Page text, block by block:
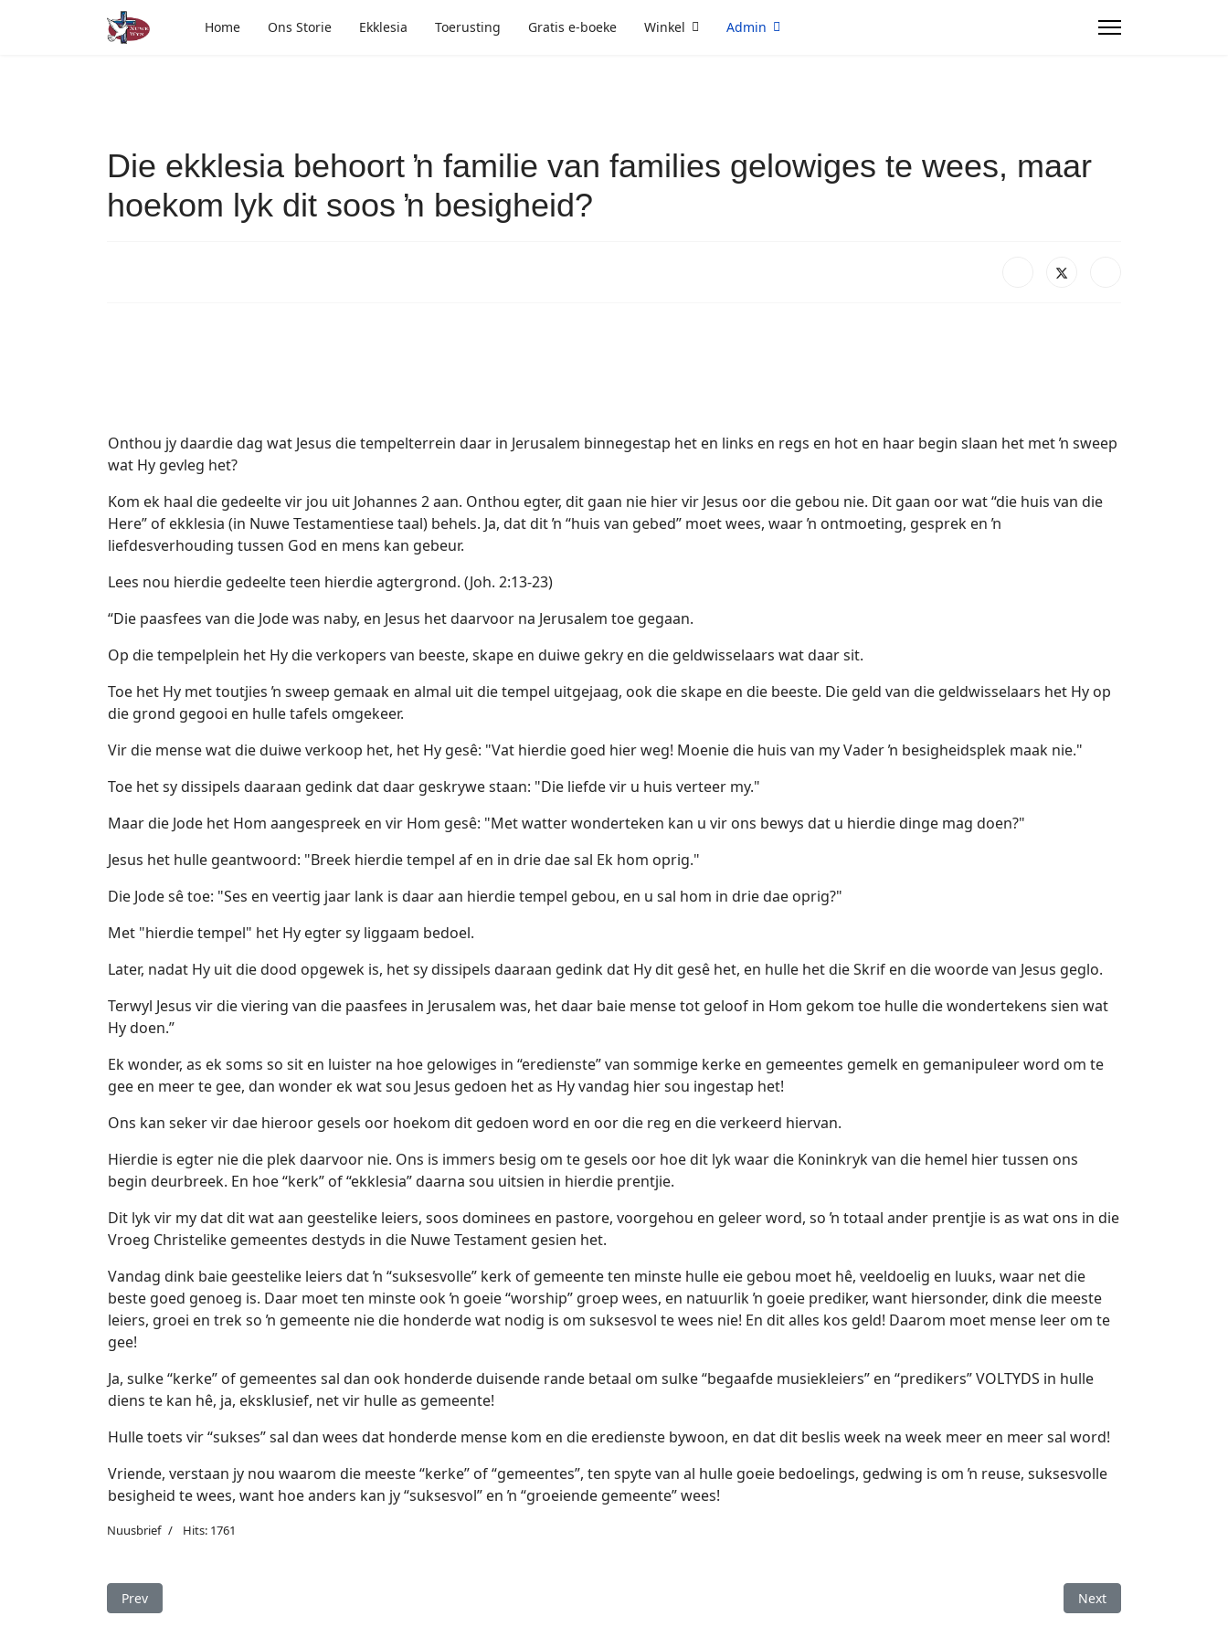
Home Ons Storie Ekklesia Toerusting Gratis e-boeke Winkel Admin
Die ekklesia behoort ŉ familie van families gelowiges te wees, maar
hoekom lyk dit soos ŉ besigheid?
Onthou jy daardie dag wat Jesus die tempelterrein daar in Jerusalem binnegestap het en links en regs en hot en haar begin slaan het met ŉ sweep
wat Hy gevleg het?
Kom ek haal die gedeelte vir jou uit Johannes 2 aan. Onthou egter, dit gaan nie hier vir Jesus oor die gebou nie. Dit gaan oor wat “die huis van die
Here” of ekklesia (in Nuwe Testamentiese taal) behels. Ja, dat dit ŉ “huis van gebed” moet wees, waar ŉ ontmoeting, gesprek en ŉ
liefdesverhouding tussen God en mens kan gebeur.
Lees nou hierdie gedeelte teen hierdie agtergrond. (Joh. 2:13-23)
“Die paasfees van die Jode was naby, en Jesus het daarvoor na Jerusalem toe gegaan.
Op die tempelplein het Hy die verkopers van beeste, skape en duiwe gekry en die geldwisselaars wat daar sit.
Toe het Hy met toutjies ŉ sweep gemaak en almal uit die tempel uitgejaag, ook die skape en die beeste. Die geld van die geldwisselaars het Hy op
die grond gegooi en hulle tafels omgekeer.
Vir die mense wat die duiwe verkoop het, het Hy gesê: "Vat hierdie goed hier weg! Moenie die huis van my Vader ŉ besigheidsplek maak nie."
Toe het sy dissipels daaraan gedink dat daar geskrywe staan: "Die liefde vir u huis verteer my."
Maar die Jode het Hom aangespreek en vir Hom gesê: "Met watter wonderteken kan u vir ons bewys dat u hierdie dinge mag doen?"
Jesus het hulle geantwoord: "Breek hierdie tempel af en in drie dae sal Ek hom oprig."
Die Jode sê toe: "Ses en veertig jaar lank is daar aan hierdie tempel gebou, en u sal hom in drie dae oprig?"
Met "hierdie tempel" het Hy egter sy liggaam bedoel.
Later, nadat Hy uit die dood opgewek is, het sy dissipels daaraan gedink dat Hy dit gesê het, en hulle het die Skrif en die woorde van Jesus geglo.
Terwyl Jesus vir die viering van die paasfees in Jerusalem was, het daar baie mense tot geloof in Hom gekom toe hulle die wondertekens sien wat
Hy doen.”
Ek wonder, as ek soms so sit en luister na hoe gelowiges in “eredienste” van sommige kerke en gemeentes gemelk en gemanipuleer word om te
gee en meer te gee, dan wonder ek wat sou Jesus gedoen het as Hy vandag hier sou ingestap het!
Ons kan seker vir dae hieroor gesels oor hoekom dit gedoen word en oor die reg en die verkeerd hiervan.
Hierdie is egter nie die plek daarvoor nie. Ons is immers besig om te gesels oor hoe dit lyk waar die Koninkryk van die hemel hier tussen ons
begin deurbreek. En hoe “kerk” of “ekklesia” daarna sou uitsien in hierdie prentjie.
Dit lyk vir my dat dit wat aan geestelike leiers, soos dominees en pastore, voorgehou en geleer word, so ŉ totaal ander prentjie is as wat ons in die
Vroeg Christelike gemeentes destyds in die Nuwe Testament gesien het.
Vandag dink baie geestelike leiers dat ŉ “suksesvolle” kerk of gemeente ten minste hulle eie gebou moet hê, veeldoelig en luuks, waar net die
beste goed genoeg is. Daar moet ten minste ook ŉ goeie “worship” groep wees, en natuurlik ŉ goeie prediker, want hiersonder, dink die meeste
leiers, groei en trek so ŉ gemeente nie die honderde wat nodig is om suksesvol te wees nie! En dit alles kos geld! Daarom moet mense leer om te
gee!
Ja, sulke “kerke” of gemeentes sal dan ook honderde duisende rande betaal om sulke “begaafde musiekleiers” en “predikers” VOLTYDS in hulle
diens te kan hê, ja, eksklusief, net vir hulle as gemeente!
Hulle toets vir “sukses” sal dan wees dat honderde mense kom en die eredienste bywoon, en dat dit beslis week na week meer en meer sal word!
Vriende, verstaan jy nou waarom die meeste “kerke” of “gemeentes”, ten spyte van al hulle goeie bedoelings, gedwing is om ŉ reuse, suksesvolle
besigheid te wees, want hoe anders kan jy “suksesvol” en ŉ “groeiende gemeente” wees!
Nuusbrief Hits: 1761
Previous article: Die Bybelse ekklesia of Nuwe Testamentiese gemeente lyk glad nie soos die kerk van vandag nie!
Prev Next article: WAAR KAN
Next